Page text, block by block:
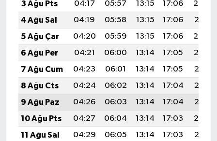
3 Ağu Pts 04:17 05:57 13:15 17:06
20:22
4 Ağu Sal
04:19 05:58 13:15 17:06
20:21
5 Ağu Çar
04:20 05:59 13:15 17:06
20:20
6 Ağu Per
04:21 06:00 13:14 17:05
20:19
7 Ağu Cum
04:23 06:01 13:14 17:05
20:18
8 Ağu Cts
04:24 06:02 13:14 17:04
20:17
9 Ağu Paz
04:26 06:03 13:14 17:04
20:15
10 Ağu Pts
04:27 06:04 13:14 17:03
20:14
11 Ağu Sal
04:29 06:05 13:14 17:03
20:13